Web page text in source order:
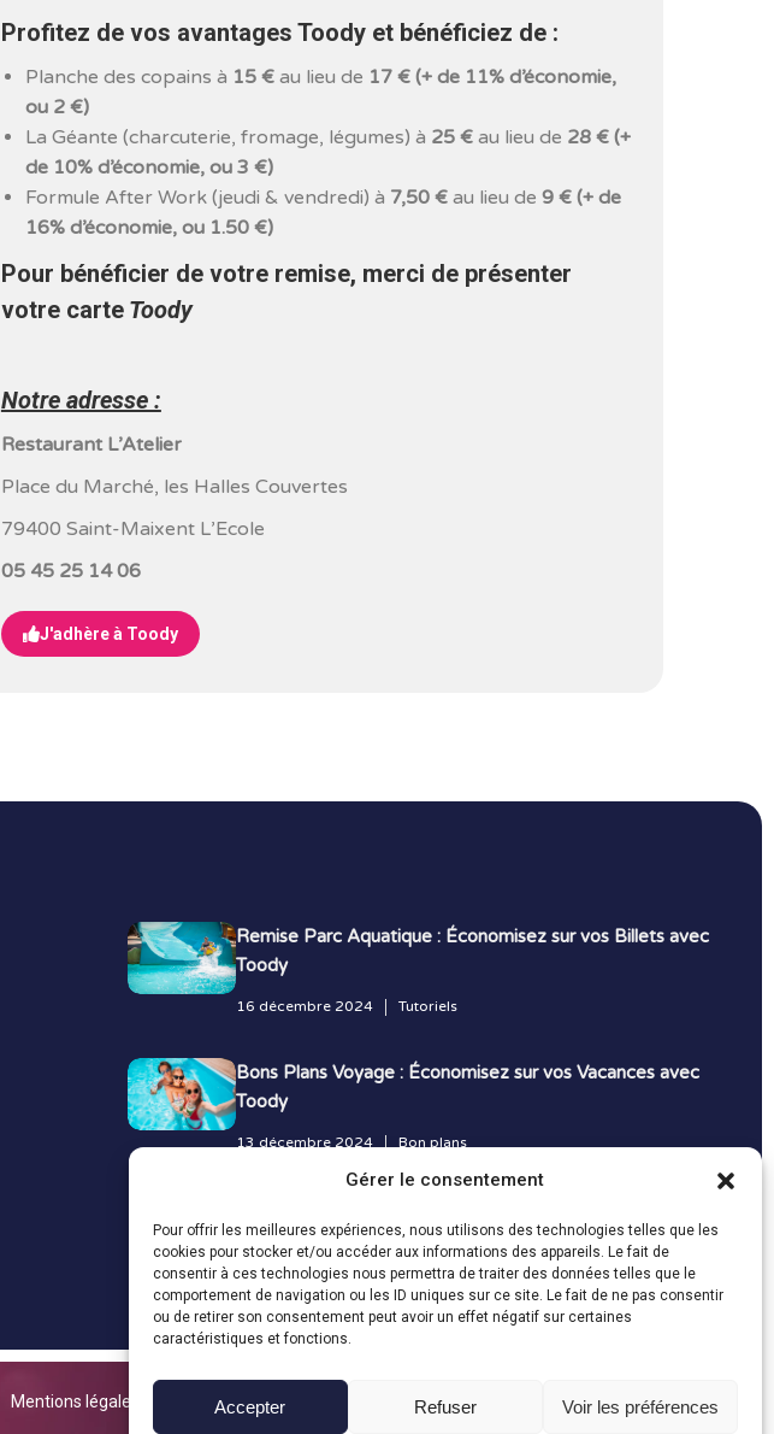
Gérer le consentement
Pour offrir les meilleures expériences, nous utilisons des technologies telles que les
cookies pour stocker et/ou accéder aux informations des appareils. Le fait de
consentir à ces technologies nous permettra de traiter des données telles que le
comportement de navigation ou les ID uniques sur ce site. Le fait de ne pas consentir
ou de retirer son consentement peut avoir un effet négatif sur certaines
caractéristiques et fonctions.
Accepter Refuser Voir les préférences
Profitez de vos avantages Toody et bénéficiez de :
Planche des copains à 15 €au lieu de 17 € (+ de 11% d’économie,
ou 2 €)
La Géante (charcuterie, fromage, légumes) à 25 €au lieu de 28 € (+
de 10% d’économie, ou 3 €)
Formule After Work (jeudi & vendredi) à 7,50 €au lieu de 9 € (+ de
16% d’économie, ou 1.50 €)
Pour bénéficier de votre remise, merci de présenter
votre carteToody
Notre adresse :
Restaurant L’Atelier
Place du Marché, les Halles Couvertes
79400 Saint-Maixent L’Ecole
05 45 25 14 06
J'adhère à Toody
Remise Parc Aquatique : Économisez sur vos Billets avec
Toody
16 décembre 2024 Tutoriels
Bons Plans Voyage : Économisez sur vos Vacances avec
Toody
13 décembre 2024 Bon plans
Mentions légales